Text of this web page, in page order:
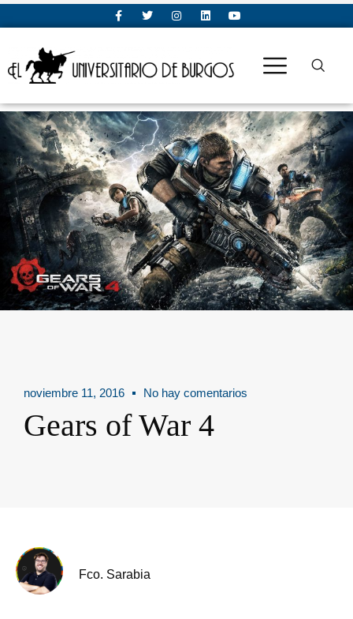
noviembre 11, 2016 No hay comentarios
Gears of War 4
Fco. Sarabia